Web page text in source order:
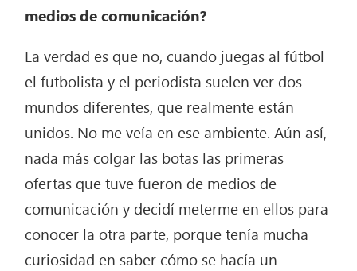
medios de comunicación?
La verdad es que no, cuando juegas al fútbol
el futbolista y el periodista suelen ver dos
mundos diferentes, que realmente están
unidos. No me veía en ese ambiente. Aún así,
nada más colgar las botas las primeras
ofertas que tuve fueron de medios de
comunicación y decidí meterme en ellos para
conocer la otra parte, porque tenía mucha
curiosidad en saber cómo se hacía un